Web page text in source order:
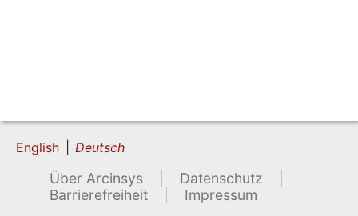
English Deutsch
Über Arcinsys
Datenschutz
Barrierefreiheit
Impressum